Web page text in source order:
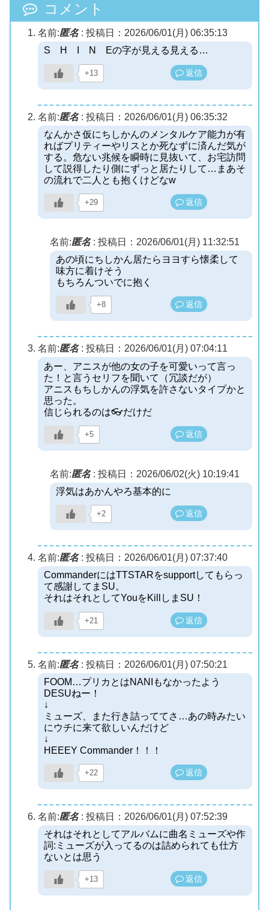
コメント
名前:匿名: 投稿日：2026/06/01(月) 06:35:13
S H I N Eの字が見える見える…
+13 返信
名前:匿名: 投稿日：2026/06/01(月) 06:35:32
なんかさ仮にちしかんのメンタルケア能力が有
ればプリティーやリスとか死なずに済んだ気が
する。危ない兆候を瞬時に見抜いて、お宅訪問
して説得したり側にずっと居たりして…まあそ
の流れで二人とも抱くけどなw
+29 返信
名前:匿名: 投稿日：2026/06/01(月) 11:32:51
あの頃にちしかん居たらヨヨすら懐柔して
味方に着けそう
もちろんついでに抱く
+8 返信
名前:匿名: 投稿日：2026/06/01(月) 07:04:11
あー、アニスが他の女の子を可愛いって言っ
た！と言うセリフを聞いて（冗談だが）
アニスもちしかんの浮気を許さないタイプかと
思った。
信じられるのは👓だけだ
+5 返信
名前:匿名: 投稿日：2026/06/02(火) 10:19:41
浮気はあかんやろ基本的に
+2 返信
名前:匿名: 投稿日：2026/06/01(月) 07:37:40
CommanderにはTTSTARをsupportしてもらっ
て感謝してまSU。
それはそれとしてYouをKillしまSU！
+21 返信
名前:匿名: 投稿日：2026/06/01(月) 07:50:21
FOOM…プリカとはNANIもなかったよう
DESUねー！
↓
ミューズ、また行き詰っててさ…あの時みたい
にウチに来て欲しいんだけど
↓
HEEEY Commander！！！
+22 返信
名前:匿名: 投稿日：2026/06/01(月) 07:52:39
それはそれとしてアルバムに曲名ミューズや作
詞:ミューズが入ってるのは詰められても仕方
ないとは思う
+13 返信